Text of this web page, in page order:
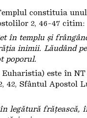
constituia
2, 46-47 citim:
în templu și
inimii. Lăudând
poporul.
este în
42, Sfântul Apostol
legătură frățească,